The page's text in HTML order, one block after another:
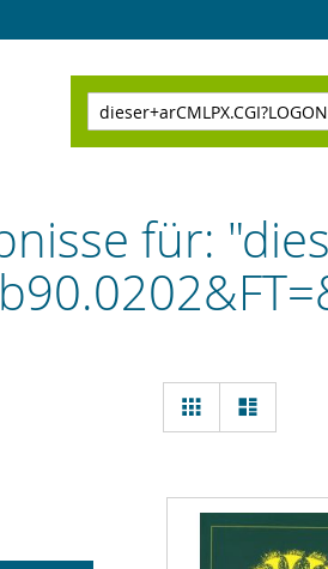
Suchen
für:
Ansicht
als
Raster